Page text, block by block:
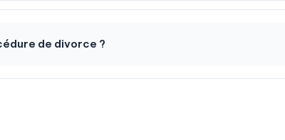
de divorce ?